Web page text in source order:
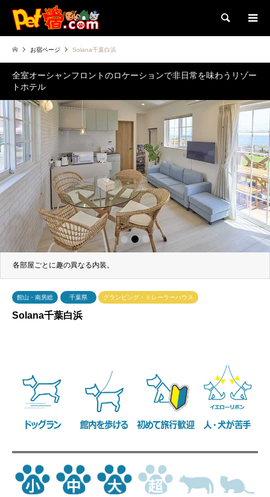
検索
お宿ページ Solana千葉白浜
全室オーシャンフロントのロケーションで非日常を味わうリゾー
トホテル
各部屋ごとに趣の異なる内装。
2
館山・南房総 千葉県 グランピング・トレーラーハウス
Solana千葉白浜